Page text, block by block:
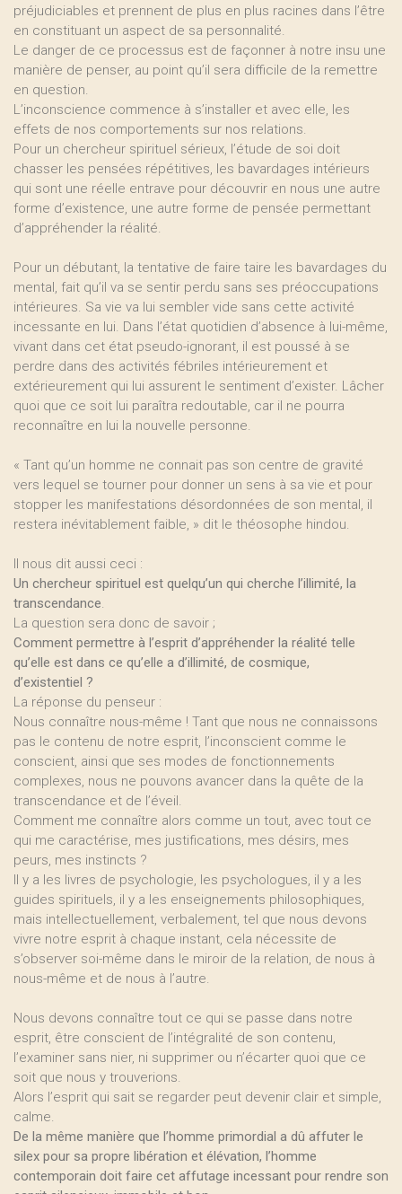
préjudiciables et prennent de plus en plus racines dans l’être
en constituant un aspect de sa personnalité.
Le danger de ce processus est de façonner à notre insu une
manière de penser, au point qu’il sera difficile de la remettre
en question.
L’inconscience commence à s’installer et avec elle, les
effets de nos comportements sur nos relations.
Pour un chercheur spirituel sérieux, l’étude de soi doit
chasser les pensées répétitives, les bavardages intérieurs
qui sont une réelle entrave pour découvrir en nous une autre
forme d’existence, une autre forme de pensée permettant
d’appréhender la réalité.
Pour un débutant, la tentative de faire taire les bavardages du
mental, fait qu’il va se sentir perdu sans ses préoccupations
intérieures. Sa vie va lui sembler vide sans cette activité
incessante en lui. Dans l’état quotidien d’absence à lui-même,
vivant dans cet état pseudo-ignorant, il est poussé à se
perdre dans des activités fébriles intérieurement et
extérieurement qui lui assurent le sentiment d’exister. Lâcher
quoi que ce soit lui paraîtra redoutable, car il ne pourra
reconnaître en lui la nouvelle personne.
« Tant qu’un homme ne connait pas son centre de gravité
vers lequel se tourner pour donner un sens à sa vie et pour
stopper les manifestations désordonnées de son mental, il
restera inévitablement faible, » dit le théosophe hindou.
Il nous dit aussi ceci :
Un chercheur spirituel est quelqu’un qui cherche l’illimité, la
transcendance.
La question sera donc de savoir ;
Comment permettre à l’esprit d’appréhender la réalité telle
qu’elle est dans ce qu’elle a d’illimité, de cosmique,
d’existentiel ?
La réponse du penseur :
Nous connaître nous-même ! Tant que nous ne connaissons
pas le contenu de notre esprit, l’inconscient comme le
conscient, ainsi que ses modes de fonctionnements
complexes, nous ne pouvons avancer dans la quête de la
transcendance et de l’éveil.
Comment me connaître alors comme un tout, avec tout ce
qui me caractérise, mes justifications, mes désirs, mes
peurs, mes instincts ?
Il y a les livres de psychologie, les psychologues, il y a les
guides spirituels, il y a les enseignements philosophiques,
mais intellectuellement, verbalement, tel que nous devons
vivre notre esprit à chaque instant, cela nécessite de
s’observer soi-même dans le miroir de la relation, de nous à
nous-même et de nous à l’autre.
Nous devons connaître tout ce qui se passe dans notre
esprit, être conscient de l’intégralité de son contenu,
l’examiner sans nier, ni supprimer ou n’écarter quoi que ce
soit que nous y trouverions.
Alors l’esprit qui sait se regarder peut devenir clair et simple,
calme.
De la même manière que l’homme primordial a dû affuter le
silex pour sa propre libération et élévation, l’homme
contemporain doit faire cet affutage incessant pour rendre son